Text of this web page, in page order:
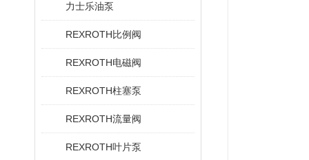
力士乐油泵
REXROTH比例阀
REXROTH电磁阀
REXROTH柱塞泵
REXROTH流量阀
REXROTH叶片泵